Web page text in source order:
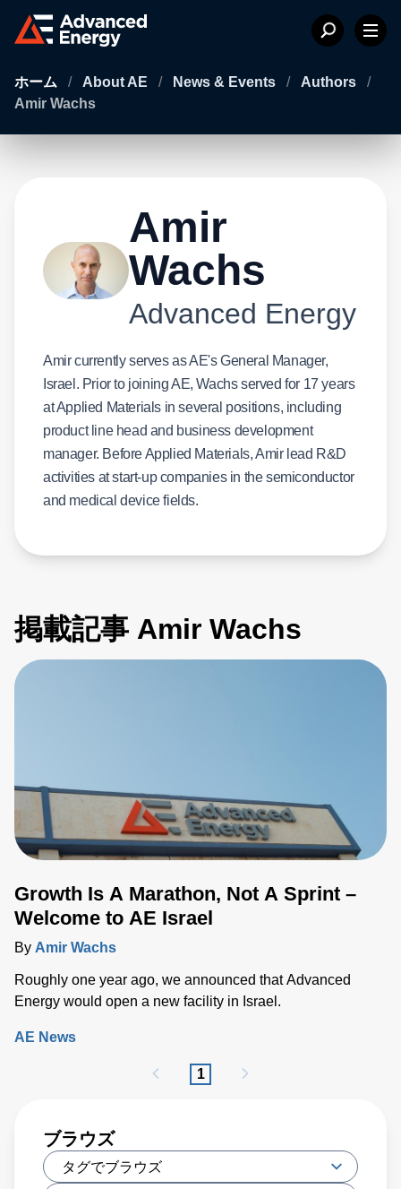
ホーム / About AE / News & Events / Authors
/
Amir Wachs
Amir
Wachs
Advanced Energy
Amir currently serves as AE's General Manager,
Israel. Prior to joining AE, Wachs served for 17 years
at Applied Materials in several positions, including
product line head and business development
manager. Before Applied Materials, Amir lead R&D
activities at start-up companies in the semiconductor
and medical device fields.
掲載記事 Amir Wachs
Growth Is A Marathon, Not A Sprint –
Welcome to AE Israel
By Amir Wachs
Roughly one year ago, we announced that Advanced
Energy would open a new facility in Israel.
AE News
1
ブラウズ